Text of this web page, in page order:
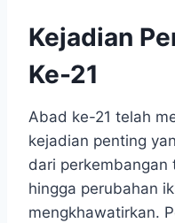
Kejadian
Ke-21
Abad ke-21 telah
kejadian penting
dari perkembangan
hingga perubahan
mengkhawatirkan.